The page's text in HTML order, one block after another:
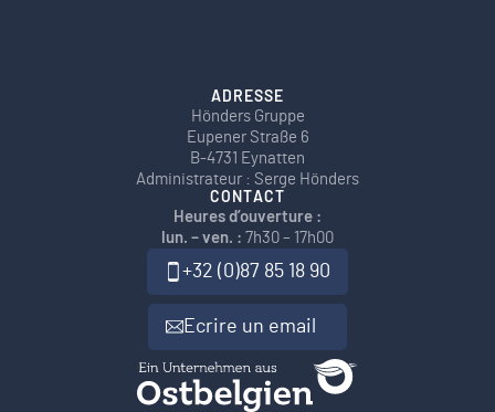
ADRESSE
Hönders Gruppe
Eupener Straße 6
B-4731 Eynatten
Administrateur : Serge Hönders
CONTACT
Heures d’ouverture :
lun. – ven. : 7h30 – 17h00
+32 (0)87 85 18 90
Ecrire un email